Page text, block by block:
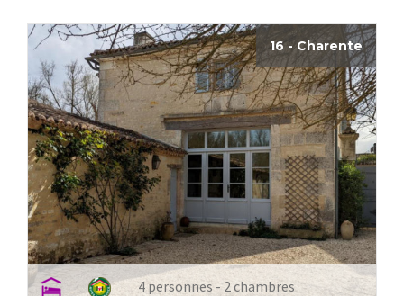
16 - Charente
4 personnes - 2 chambres